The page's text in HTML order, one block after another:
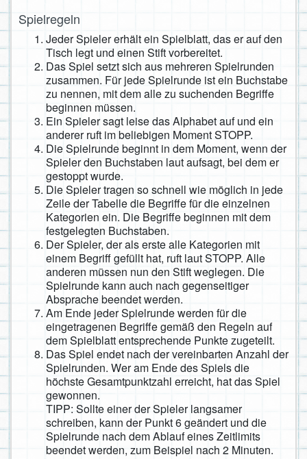
Spielregeln
Jeder Spieler erhält ein Spielblatt, das er auf den
Tisch legt und einen Stift vorbereitet.
Das Spiel setzt sich aus mehreren Spielrunden
zusammen. Für jede Spielrunde ist ein Buchstabe
zu nennen, mit dem alle zu suchenden Begriffe
beginnen müssen.
Ein Spieler sagt leise das Alphabet auf und ein
anderer ruft im beliebigen Moment STOPP.
Die Spielrunde beginnt in dem Moment, wenn der
Spieler den Buchstaben laut aufsagt, bei dem er
gestoppt wurde.
Die Spieler tragen so schnell wie möglich in jede
Zeile der Tabelle die Begriffe für die einzelnen
Kategorien ein. Die Begriffe beginnen mit dem
festgelegten Buchstaben.
Der Spieler, der als erste alle Kategorien mit
einem Begriff gefüllt hat, ruft laut STOPP. Alle
anderen müssen nun den Stift weglegen. Die
Spielrunde kann auch nach gegenseitiger
Absprache beendet werden.
Am Ende jeder Spielrunde werden für die
eingetragenen Begriffe gemäß den Regeln auf
dem Spielblatt entsprechende Punkte zugeteilt.
Das Spiel endet nach der vereinbarten Anzahl der
Spielrunden. Wer am Ende des Spiels die
höchste Gesamtpunktzahl erreicht, hat das Spiel
gewonnen.
TIPP: Sollte einer der Spieler langsamer
schreiben, kann der Punkt 6 geändert und die
Spielrunde nach dem Ablauf eines Zeitlimits
beendet werden, zum Beispiel nach 2 Minuten.